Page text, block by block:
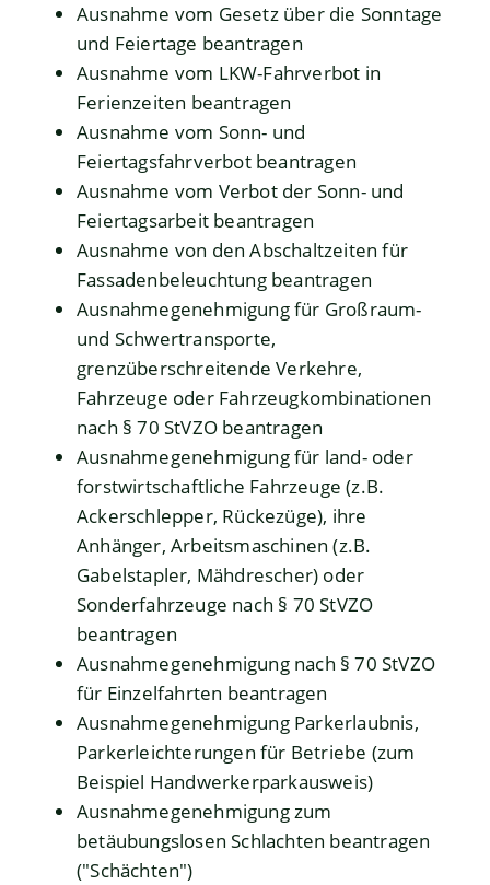
Ausnahme vom Gesetz über die Sonntage
und Feiertage beantragen
Ausnahme vom LKW-Fahrverbot in
Ferienzeiten beantragen
Ausnahme vom Sonn- und
Feiertagsfahrverbot beantragen
Ausnahme vom Verbot der Sonn- und
Feiertagsarbeit beantragen
Ausnahme von den Abschaltzeiten für
Fassadenbeleuchtung beantragen
Ausnahmegenehmigung für Großraum-
und Schwertransporte,
grenzüberschreitende Verkehre,
Fahrzeuge oder Fahrzeugkombinationen
nach § 70 StVZO beantragen
Ausnahmegenehmigung für land- oder
forstwirtschaftliche Fahrzeuge (z.B.
Ackerschlepper, Rückezüge), ihre
Anhänger, Arbeitsmaschinen (z.B.
Gabelstapler, Mähdrescher) oder
Sonderfahrzeuge nach § 70 StVZO
beantragen
Ausnahmegenehmigung nach § 70 StVZO
für Einzelfahrten beantragen
Ausnahmegenehmigung Parkerlaubnis,
Parkerleichterungen für Betriebe (zum
Beispiel Handwerkerparkausweis)
Ausnahmegenehmigung zum
betäubungslosen Schlachten beantragen
("Schächten")